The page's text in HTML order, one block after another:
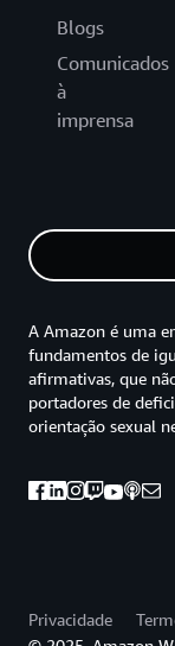
Blogs
Comunicados
à
imprensa
A Amazon é uma
fundamentos de
afirmativas, que
portadores de
orientação sexual
Privacidade